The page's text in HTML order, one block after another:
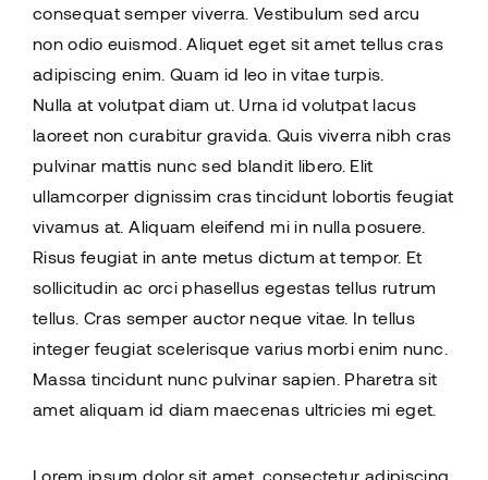
consequat semper viverra. Vestibulum sed arcu
non odio euismod. Aliquet eget sit amet tellus cras
adipiscing enim. Quam id leo in vitae turpis.
Nulla at volutpat diam ut. Urna id volutpat lacus
laoreet non curabitur gravida. Quis viverra nibh cras
pulvinar mattis nunc sed blandit libero. Elit
ullamcorper dignissim cras tincidunt lobortis feugiat
vivamus at. Aliquam eleifend mi in nulla posuere.
Risus feugiat in ante metus dictum at tempor. Et
sollicitudin ac orci phasellus egestas tellus rutrum
tellus. Cras semper auctor neque vitae. In tellus
integer feugiat scelerisque varius morbi enim nunc.
Massa tincidunt nunc pulvinar sapien. Pharetra sit
amet aliquam id diam maecenas ultricies mi eget.
Lorem ipsum dolor sit amet, consectetur adipiscing